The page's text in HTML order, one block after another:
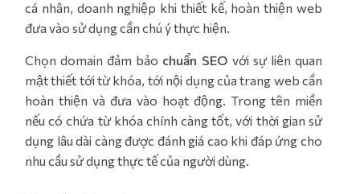
cá nhân, doanh nghiệp khi thiết kế, hoàn thiện web
đưa vào sử dụng cần chú ý thực hiện.
Chọn domain đảm bảo chuẩn SEO với sự liên quan
mật thiết tới từ khóa, tới nội dụng của trang web cần
hoàn thiện và đưa vào hoạt động. Trong tên miền
nếu có chứa từ khóa chính càng tốt, với thời gian sử
dụng lâu dài càng được đánh giá cao khi đáp ứng cho
nhu cầu sử dụng thực tế của người dùng.